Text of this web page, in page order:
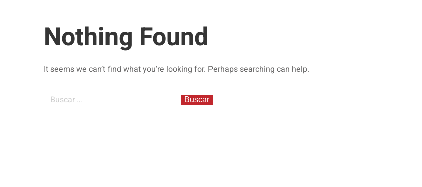
Nothing Found
It seems we can’t find what you’re looking for. Perhaps searching can help.
Buscar: